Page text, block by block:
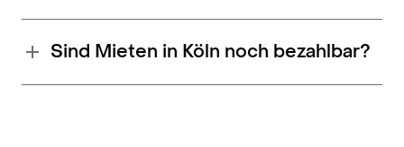
Sind Mieten in Köln noch bezahlbar?